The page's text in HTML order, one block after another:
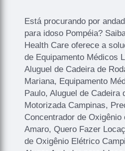
Está procurando por
para idoso Pompéia?
Health Care oferece a
de Equipamento Médicos
Aluguel de Cadeira de
Mariana, Equipamento
Paulo, Aluguel de Cadeira
Motorizada Campinas,
Concentrador de Oxigênio
Amaro, Quero Fazer
de Oxigênio Elétrico